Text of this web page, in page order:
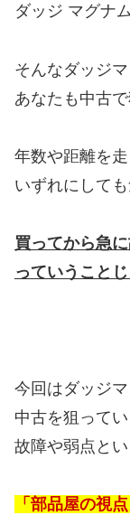
ダッジ マグナム
そんなダッジ
あなたも中古
年数や距離を
いずれにして
買ってから急
っていうこと
今回はダッジ
中古を狙って
故障や弱点と
「部品屋の視点